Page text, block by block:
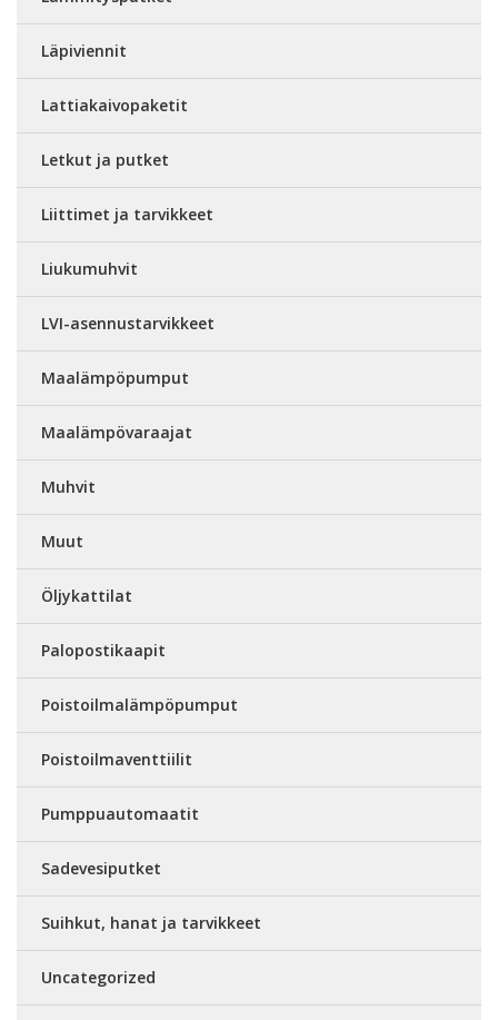
Läpiviennit
Lattiakaivopaketit
Letkut ja putket
Liittimet ja tarvikkeet
Liukumuhvit
LVI-asennustarvikkeet
Maalämpöpumput
Maalämpövaraajat
Muhvit
Muut
Öljykattilat
Palopostikaapit
Poistoilmalämpöpumput
Poistoilmaventtiilit
Pumppuautomaatit
Sadevesiputket
Suihkut, hanat ja tarvikkeet
Uncategorized